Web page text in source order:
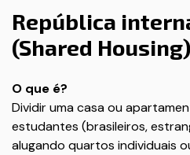
República
(Shared Housing)
O que é?
Dividir uma casa ou
estudantes (brasileiros,
alugando quartos individuais